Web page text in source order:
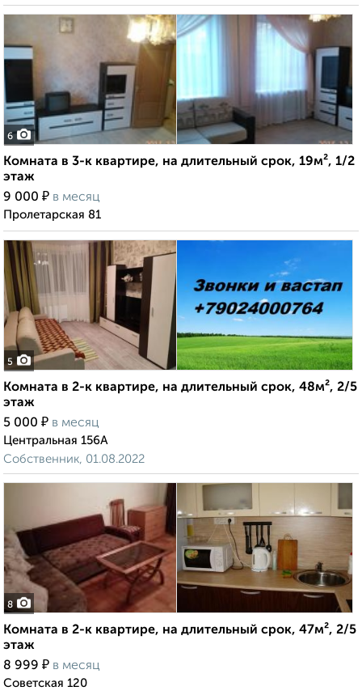
6
Комната в 3-к квартире, на длительный срок, 19м², 1/2
этаж
9 000 ₽ в месяц
Пролетарская 81
5
Комната в 2-к квартире, на длительный срок, 48м², 2/5
этаж
5 000 ₽ в месяц
Центральная 156А
Собственник, 01.08.2022
8
Комната в 2-к квартире, на длительный срок, 47м², 2/5
этаж
8 999 ₽ в месяц
Советская 120